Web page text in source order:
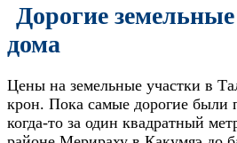
Дорогие
дома
Цены на земельные участки в
крон. Пока самые дорогие были
когда-то за один квадратный